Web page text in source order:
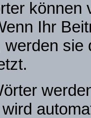
können
Ihr